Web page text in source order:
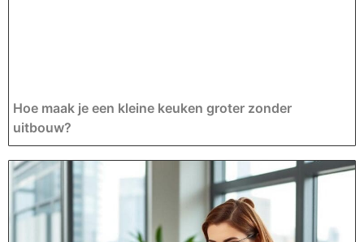
Hoe maak je een kleine keuken groter zonder
uitbouw?